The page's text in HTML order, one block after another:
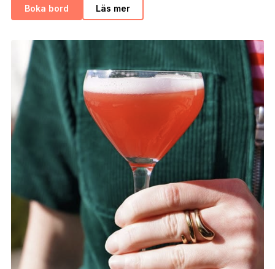
Boka bord Läs mer